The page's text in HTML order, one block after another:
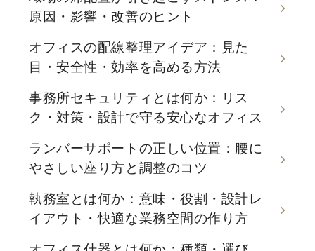
原因・影響・改善のヒント
オフィスの配線整理アイデア：見た
目・安全性・効率を高める方法
事務所セキュリティとは何か：リス
ク・対策・設計で守る安心なオフィス
ランバーサポートの正しい位置：腰に
やさしい座り方と調整のコツ
執務室とは何か：意味・役割・設計レ
イアウト・快適な業務空間の作り方